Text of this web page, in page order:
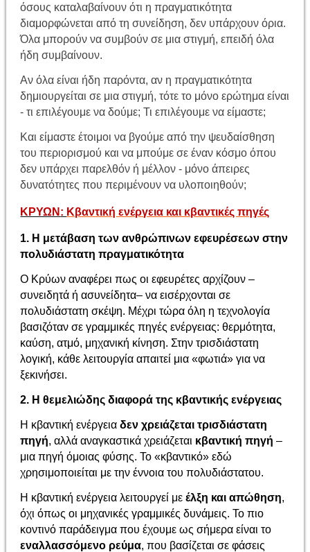
όσους καταλαβαίνουν ότι η πραγματικότητα
διαμορφώνεται από τη συνείδηση, δεν υπάρχουν όρια.
Όλα μπορούν να συμβούν σε μια στιγμή, επειδή όλα
ήδη συμβαίνουν.
Αν όλα είναι ήδη παρόντα, αν η πραγματικότητα
δημιουργείται σε μια στιγμή, τότε το μόνο ερώτημα είναι
- τι επιλέγουμε να δούμε; Τι επιλέγουμε να είμαστε;
Και είμαστε έτοιμοι να βγούμε από την ψευδαίσθηση
του περιορισμού και να μπούμε σε έναν κόσμο όπου
δεν υπάρχει παρελθόν ή μέλλον - μόνο άπειρες
δυνατότητες που περιμένουν να υλοποιηθούν;
ΚΡΥΩΝ : Κβαντική ενέργεια και κβαντικές πηγές
1. Η μετάβαση των ανθρώπινων εφευρέσεων στην
πολυδιάστατη πραγματικότητα
Ο Κρύων αναφέρει πως οι εφευρέτες αρχίζουν –
συνειδητά ή ασυνείδητα– να εισέρχονται σε
πολυδιάστατη σκέψη. Μέχρι τώρα όλη η τεχνολογία
βασιζόταν σε γραμμικές πηγές ενέργειας: θερμότητα,
καύση, ατμό, μηχανική κίνηση. Στην τρισδιάστατη
λογική, κάθε λειτουργία απαιτεί μια «φωτιά» για να
ξεκινήσει.
2. Η θεμελιώδης διαφορά της κβαντικής ενέργειας
Η κβαντική ενέργειαδεν χρειάζεται τρισδιάστατη
πηγή, αλλά αναγκαστικά χρειάζεται κβαντική πηγή –
μια πηγή όμοιας φύσης. Το «κβαντικό» εδώ
χρησιμοποιείται με την έννοια του πολυδιάστατου.
Η κβαντική ενέργεια λειτουργεί μεέλξη και απώθηση,
όχι όπως οι μηχανικές γραμμικές δυνάμεις. Το πιο
κοντινό παράδειγμα που έχουμε ως σήμερα είναι το
εναλλασσόμενο ρεύμα, που βασίζεται σε φάσεις